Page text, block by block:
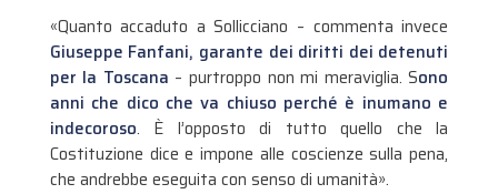
«Quanto accaduto a Sollicciano – commenta invece
Giuseppe Fanfani, garante dei diritti dei detenuti
per la Toscana – purtroppo non mi meraviglia. Sono
anni che dico che va chiuso perché è inumano e
indecoroso. È l’opposto di tutto quello che la
Costituzione dice e impone alle coscienze sulla pena,
che andrebbe eseguita con senso di umanità».